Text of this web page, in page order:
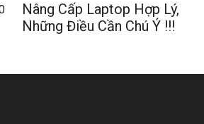
Nâng Cấp Laptop Hợp Lý,
Những Điều Cần Chú Ý !!!